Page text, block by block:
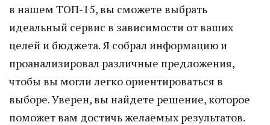
в нашем ТОП-15, вы сможете выбрать
идеальный сервис в зависимости от ваших
целей и бюджета. Я собрал информацию и
проанализировал различные предложения,
чтобы вы могли легко ориентироваться в
выборе. Уверен, вы найдете решение, которое
поможет вам достичь желаемых результатов.